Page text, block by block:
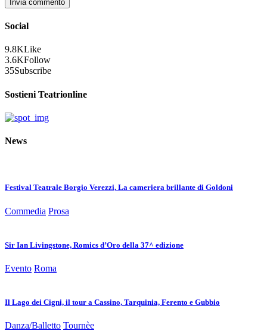
Social
9.8KLike
3.6KFollow
35Subscribe
Sostieni Teatrionline
News
Festival Teatrale Borgio Verezzi, La cameriera brillante di Goldoni
Commedia Prosa
Sir Ian Livingstone, Romics d’Oro della 37^ edizione
Evento Roma
Il Lago dei Cigni, il tour a Cassino, Tarquinia, Ferento e Gubbio
Danza/Balletto Tournèe